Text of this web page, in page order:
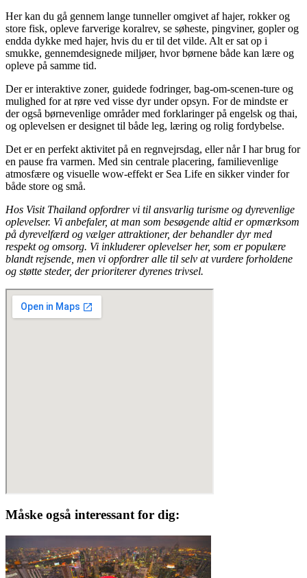
Her kan du gå gennem lange tunneller omgivet af hajer, rokker og
store fisk, opleve farverige koralrev, se søheste, pingviner, gopler og
endda dykke med hajer, hvis du er til det vilde. Alt er sat op i
smukke, gennemdesignede miljøer, hvor børnene både kan lære og
opleve på samme tid.
Der er interaktive zoner, guidede fodringer, bag-om-scenen-ture og
mulighed for at røre ved visse dyr under opsyn. For de mindste er
der også børnevenlige områder med forklaringer på engelsk og thai,
og oplevelsen er designet til både leg, læring og rolig fordybelse.
Det er en perfekt aktivitet på en regnvejrsdag, eller når I har brug for
en pause fra varmen. Med sin centrale placering, familievenlige
atmosfære og visuelle wow-effekt er Sea Life en sikker vinder for
både store og små.
Hos Visit Thailand opfordrer vi til ansvarlig turisme og dyrevenlige
oplevelser. Vi anbefaler, at man som besøgende altid er opmærksom
på dyrevelfærd og vælger attraktioner, der behandler dyr med
respekt og omsorg. Vi inkluderer oplevelser her, som er populære
blandt rejsende, men vi opfordrer alle til selv at vurdere forholdene
og støtte steder, der prioriterer dyrenes trivsel.
Måske også interessant for dig: